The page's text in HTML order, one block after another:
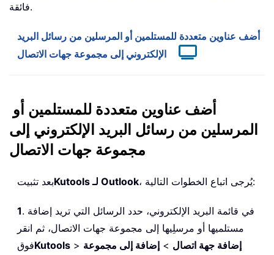
فائقة.
أضف عناوين متعددة للمستلمين أو المرسلين من رسائل البريد
الإلكتروني إلى مجموعة جهات الاتصال
أضف عناوين متعددة للمستلمين أو
المرسلين من رسائل البريد الإلكتروني إلى
مجموعة جهات الاتصال
بعد تثبيت Kutools لـ Outlook ، يُرجى اتباع الخطوات التالية:
1. في قائمة البريد الإلكتروني، حدد الرسائل التي تريد إضافة
مستلميها أو مرسلِيها إلى مجموعة جهات الاتصال، ثم انقر
فوقKutools > إضافة جهة اتصال > إضافة إلى مجموعة